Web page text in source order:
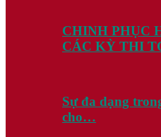
CHINH PHỤC
CÁC KỲ THI
Sự đa dạng
cho…